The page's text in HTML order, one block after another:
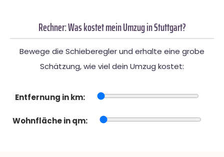
Rechner: Was kostet mein Umzug in Stuttgart?
Bewege die Schieberegler und erhalte eine grobe
Schätzung, wie viel dein Umzug kostet:
Entfernung in km:
Wohnfläche in qm: